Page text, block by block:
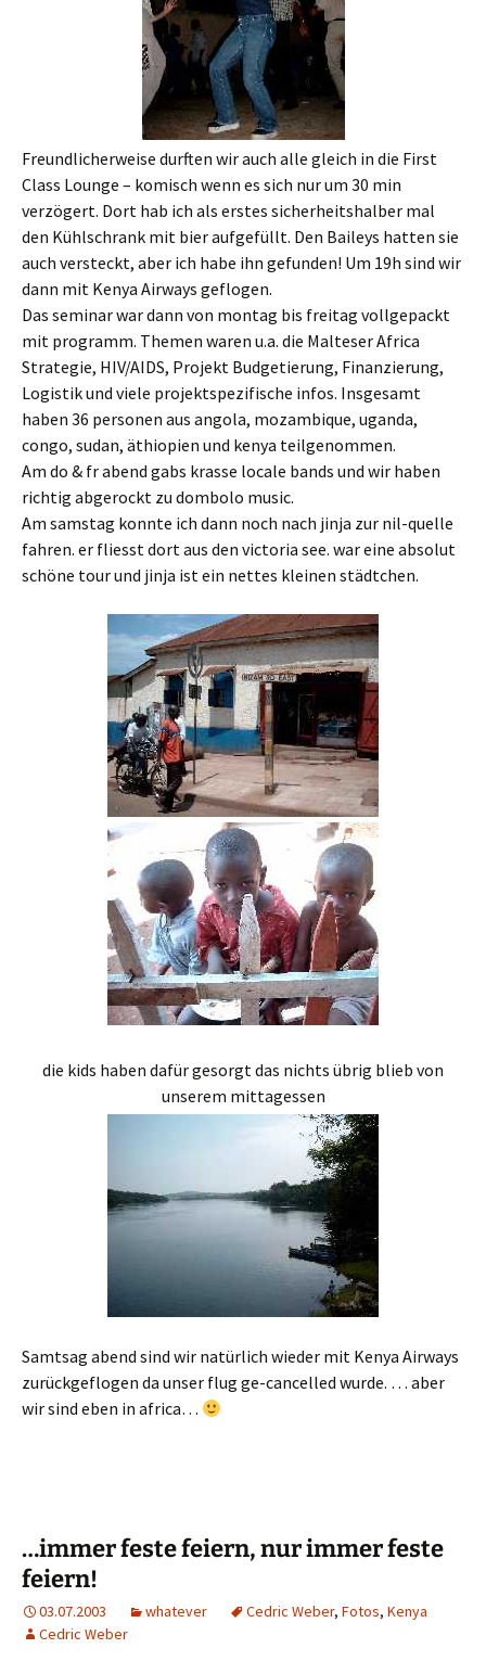
Freundlicherweise durften wir auch alle gleich in die First
Class Lounge – komisch wenn es sich nur um 30 min
verzögert. Dort hab ich als erstes sicherheitshalber mal
den Kühlschrank mit bier aufgefüllt. Den Baileys hatten sie
auch versteckt, aber ich habe ihn gefunden! Um 19h sind wir
dann mit Kenya Airways geflogen.
Das seminar war dann von montag bis freitag vollgepackt
mit programm. Themen waren u.a. die Malteser Africa
Strategie, HIV/AIDS, Projekt Budgetierung, Finanzierung,
Logistik und viele projektspezifische infos. Insgesamt
haben 36 personen aus angola, mozambique, uganda,
congo, sudan, äthiopien und kenya teilgenommen.
Am do & fr abend gabs krasse locale bands und wir haben
richtig abgerockt zu dombolo music.
Am samstag konnte ich dann noch nach jinja zur nil-quelle
fahren. er fliesst dort aus den victoria see. war eine absolut
schöne tour und jinja ist ein nettes kleinen städtchen.
die kids haben dafür gesorgt das nichts übrig blieb von
unserem mittagessen
Samtsag abend sind wir natürlich wieder mit Kenya Airways
zurückgeflogen da unser flug ge-cancelled wurde. … aber
wir sind eben in africa…
…immer feste feiern, nur immer feste
feiern!
03.07.2003 whatever Cedric Weber, Fotos, Kenya
Cedric Weber